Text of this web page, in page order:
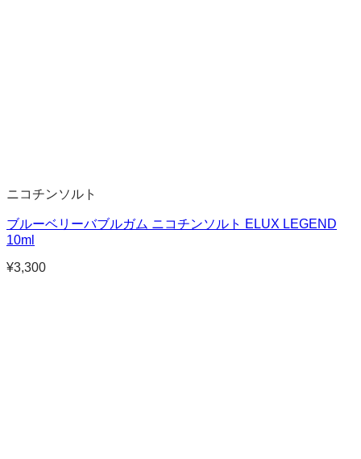
ニコチンソルト
ブルーベリーバブルガム ニコチンソルト ELUX LEGEND
10ml
¥3,300